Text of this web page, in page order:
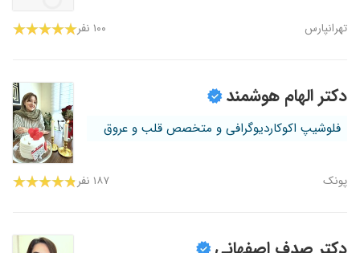
تهرانپارس ۱۰۰ نفر
دکتر الهام هوشمند
فلوشیپ اکوکاردیوگرافی و متخصص قلب و عروق
پونک ۱۸۷ نفر